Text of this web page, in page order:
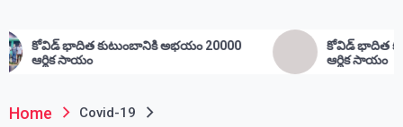
అభయం 20000
కోవిడ్ భాదిత కుటుంభం కి అభయం
Home
Covid-19